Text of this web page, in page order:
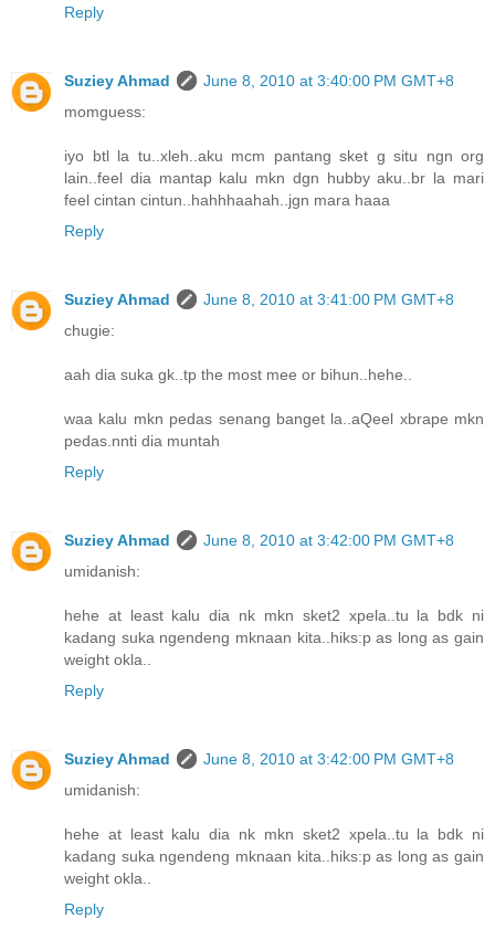
Reply
Suziey Ahmad
June 8, 2010 at 3:40:00 PM GMT+8
momguess:
iyo btl la tu..xleh..aku mcm pantang sket g situ ngn org
lain..feel dia mantap kalu mkn dgn hubby aku..br la mari
feel cintan cintun..hahhhaahah..jgn mara haaa
Reply
Suziey Ahmad
June 8, 2010 at 3:41:00 PM GMT+8
chugie:
aah dia suka gk..tp the most mee or bihun..hehe..
waa kalu mkn pedas senang banget la..aQeel xbrape mkn
pedas.nnti dia muntah
Reply
Suziey Ahmad
June 8, 2010 at 3:42:00 PM GMT+8
umidanish:
hehe at least kalu dia nk mkn sket2 xpela..tu la bdk ni
kadang suka ngendeng mknaan kita..hiks:p as long as gain
weight okla..
Reply
Suziey Ahmad
June 8, 2010 at 3:42:00 PM GMT+8
umidanish:
hehe at least kalu dia nk mkn sket2 xpela..tu la bdk ni
kadang suka ngendeng mknaan kita..hiks:p as long as gain
weight okla..
Reply